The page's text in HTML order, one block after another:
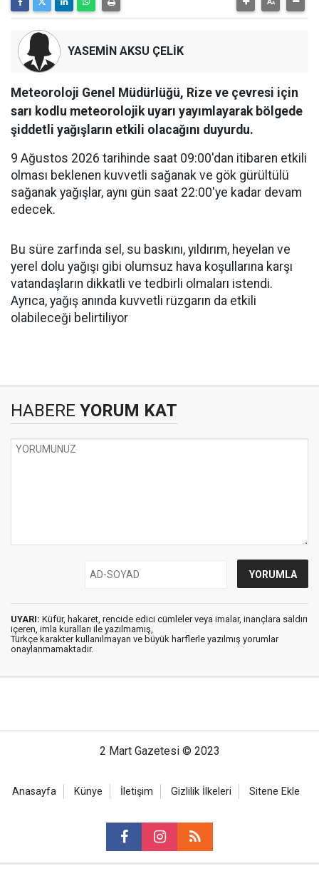
YASEMİN AKSU ÇELİK
Meteoroloji Genel Müdürlüğü, Rize ve çevresi için
sarı kodlu meteorolojik uyarı yayımlayarak bölgede
şiddetli yağışların etkili olacağını duyurdu.
9 Ağustos 2026 tarihinde saat 09:00'dan itibaren etkili
olması beklenen kuvvetli sağanak ve gök gürültülü
sağanak yağışlar, aynı gün saat 22:00'ye kadar devam
edecek.
Bu süre zarfında sel, su baskını, yıldırım, heyelan ve
yerel dolu yağışı gibi olumsuz hava koşullarına karşı
vatandaşların dikkatli ve tedbirli olmaları istendi.
Ayrıca, yağış anında kuvvetli rüzgarın da etkili
olabileceği belirtiliyor
HABERE YORUM KAT
UYARI: Küfür, hakaret, rencide edici cümleler veya imalar, inançlara saldırı
içeren, imla kuralları ile yazılmamış,
Türkçe karakter kullanılmayan ve büyük harflerle yazılmış yorumlar
onaylanmamaktadır.
2 Mart Gazetesi © 2023
Anasayfa Künye İletişim Gizlilik İlkeleri Sitene Ekle